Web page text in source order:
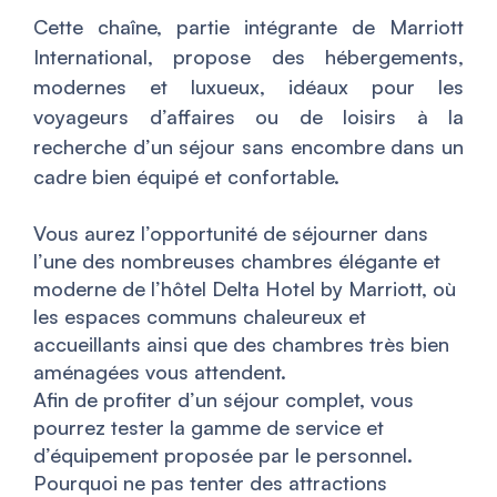
Cette chaîne, partie intégrante de Marriott
International, propose des hébergements,
modernes et luxueux, idéaux pour les
voyageurs d’affaires ou de loisirs à la
recherche d’un séjour sans encombre dans un
cadre bien équipé et confortable.
Vous aurez l’opportunité de séjourner dans
l’une des nombreuses chambres élégante et
moderne de l’hôtel Delta Hotel by Marriott, où
les espaces communs chaleureux et
accueillants ainsi que des chambres très bien
aménagées vous attendent.
Afin de profiter d’un séjour complet, vous
pourrez tester la gamme de service et
d’équipement proposée par le personnel.
Pourquoi ne pas tenter des attractions